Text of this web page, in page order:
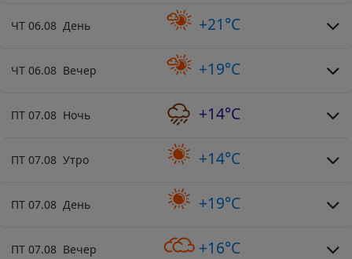
ЧТ 06.08 День +21°C
ЧТ 06.08 Вечер +19°C
ПТ 07.08 Ночь +14°C
ПТ 07.08 Утро +14°C
ПТ 07.08 День +19°C
ПТ 07.08 Вечер +16°C